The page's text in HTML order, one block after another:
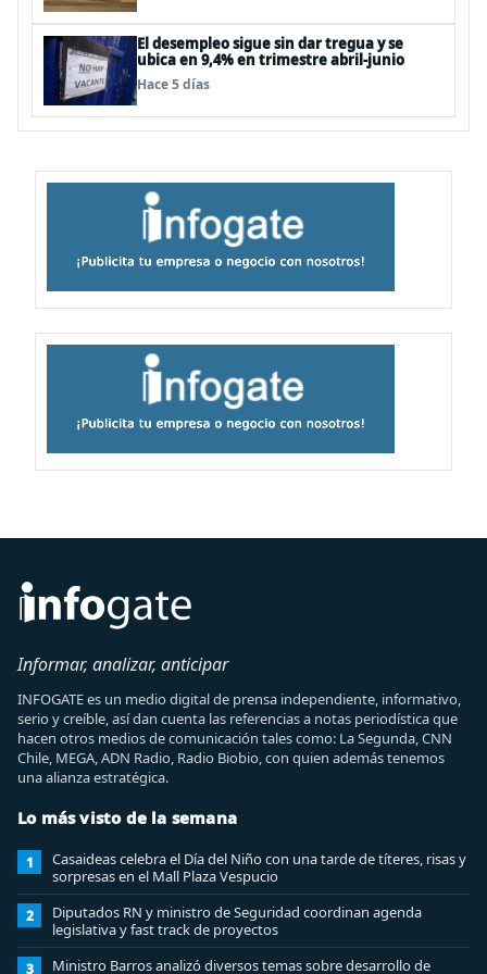
El desempleo sigue sin dar tregua y se
ubica en 9,4% en trimestre abril-junio
Hace 5 días
Informar, analizar, anticipar
INFOGATE es un medio digital de prensa independiente, informativo,
serio y creíble, así dan cuenta las referencias a notas periodística que
hacen otros medios de comunicación tales como: La Segunda, CNN
Chile, MEGA, ADN Radio, Radio Biobio, con quien además tenemos
una alianza estratégica.
Lo más visto de la semana
1
Casaideas celebra el Día del Niño con una tarde de títeres, risas y
sorpresas en el Mall Plaza Vespucio
2
Diputados RN y ministro de Seguridad coordinan agenda
legislativa y fast track de proyectos
3
Ministro Barros analizó diversos temas sobre desarrollo de